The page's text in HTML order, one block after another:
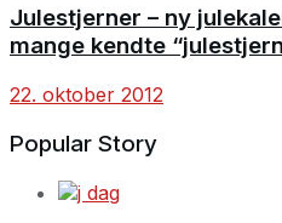
Julestjerner – ny
mange kendte
22. oktober 2012
Popular Story